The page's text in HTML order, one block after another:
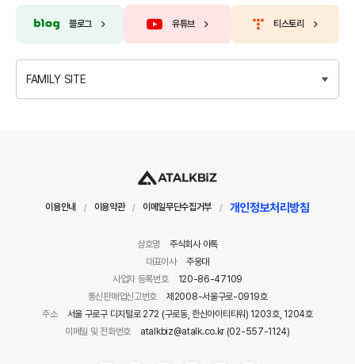
블로그 유튜브 티스토리
FAMILY SITE
이용안내 / 이용약관 / 이메일무단수집거부 / 개인정보처리방침
상호명
주식회사 아톡
대표이사
주웅대
사업자 등록번호
120-86-47109
통신판매업신고번호
제2008-서울구로-0919호
주소
서울 구로구 디지털로 272 (구로동, 한신아이티타워) 1203호, 1204호
이메일 및 전화번호
atalkbiz@atalk.co.kr (02-557-1124)